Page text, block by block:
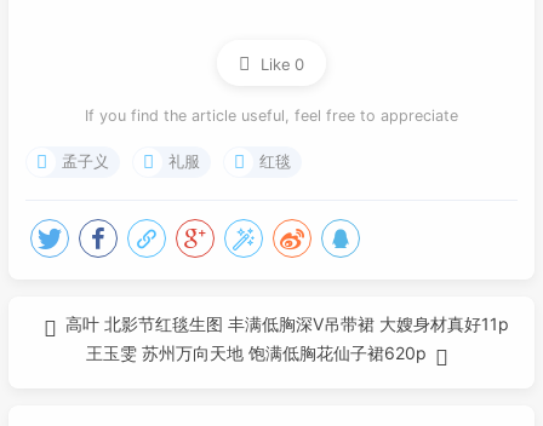
Like 0
If you find the article useful, feel free to appreciate
孟子义 礼服 红毯
高叶 北影节红毯生图 丰满低胸深V吊带裙 大嫂身材真好11p
王玉雯 苏州万向天地 饱满低胸花仙子裙620p